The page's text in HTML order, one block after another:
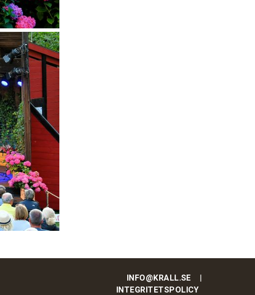
INFO@KRALL.SE
INTEGRITETSPOLICY